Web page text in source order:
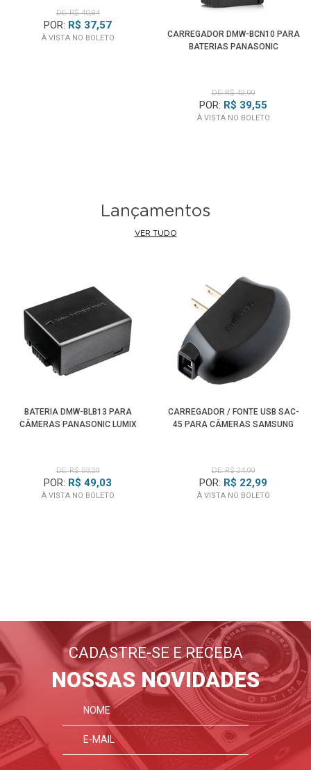
DE: R$ 40,84
POR: R$ 37,57
À VISTA NO BOLETO
CARREGADOR DMW-BCN10 PARA
BATERIAS PANASONIC
DE: R$ 42,99
POR: R$ 39,55
À VISTA NO BOLETO
Lançamentos
VER TUDO
BATERIA DMW-BLB13 PARA
CÂMERAS PANASONIC LUMIX
DE: R$ 53,29
POR: R$ 49,03
À VISTA NO BOLETO
CARREGADOR / FONTE USB SAC-
45 PARA CÂMERAS SAMSUNG
DE: R$ 24,99
POR: R$ 22,99
À VISTA NO BOLETO
E tudo sobre fotografia
FIQUE POR DENTRO
CADASTRE-SE E RECEBA
NOSSAS NOVIDADES